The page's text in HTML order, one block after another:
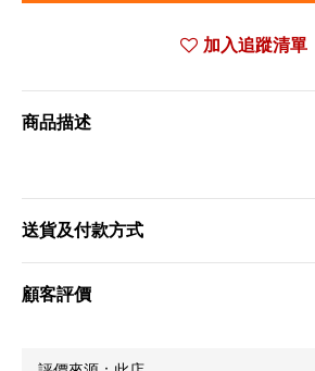
加入追蹤清單
商品描述
送貨及付款方式
顧客評價